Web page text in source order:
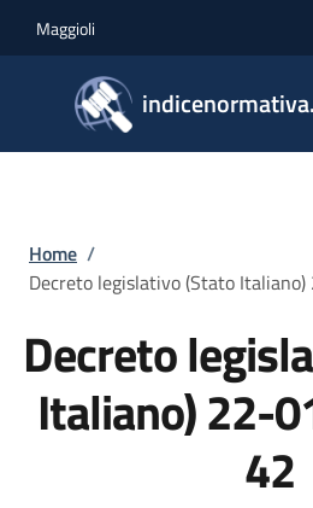
Maggioli
Briciole di pane
Home /
Decreto legislativo (Stato
Decreto
Italiano) 22-
42